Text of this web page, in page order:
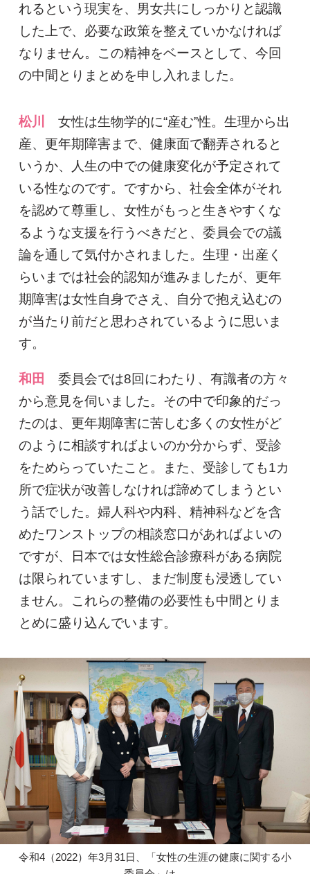
れるという現実を、男女共にしっかりと認識
した上で、必要な政策を整えていかなければ
なりません。この精神をベースとして、今回
の中間とりまとめを申し入れました。
松川
女性は生物学的に“産む”性。生理から出
産、更年期障害まで、健康面で翻弄されると
いうか、人生の中での健康変化が予定されて
いる性なのです。ですから、社会全体がそれ
を認めて尊重し、女性がもっと生きやすくな
るような支援を行うべきだと、委員会での議
論を通して気付かされました。生理・出産く
らいまでは社会的認知が進みましたが、更年
期障害は女性自身でさえ、自分で抱え込むの
が当たり前だと思わされているように思いま
す。
和田
委員会では8回にわたり、有識者の方々
から意見を伺いました。その中で印象的だっ
たのは、更年期障害に苦しむ多くの女性がど
のように相談すればよいのか分からず、受診
をためらっていたこと。また、受診しても1カ
所で症状が改善しなければ諦めてしまうとい
う話でした。婦人科や内科、精神科などを含
めたワンストップの相談窓口があればよいの
ですが、日本では女性総合診療科がある病院
は限られていますし、まだ制度も浸透してい
ません。これらの整備の必要性も中間とりま
とめに盛り込んでいます。
令和4（2022）年3月31日、「女性の生涯の健康に関する小